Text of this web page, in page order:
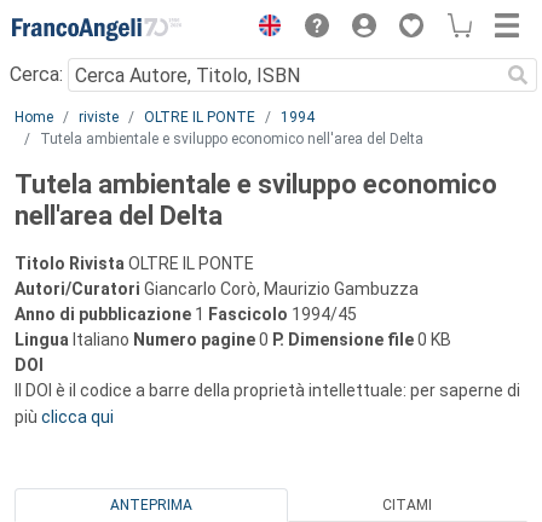
Menu
Cerca:
Main content
Home riviste OLTRE IL PONTE
1994
Tutela ambientale e sviluppo economico nell'area del Delta
Tutela ambientale e sviluppo economico
nell'area del Delta
Titolo Rivista OLTRE IL PONTE
Autori/Curatori Giancarlo Corò, Maurizio Gambuzza
Anno di pubblicazione 1 Fascicolo 1994/45
Lingua Italiano Numero pagine0 P. Dimensione file0 KB
DOI
Il DOI è il codice a barre della proprietà intellettuale: per saperne di
più clicca qui
ANTEPRIMA CITAMI